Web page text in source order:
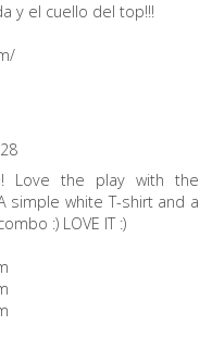
y el cuello del top!!!
Love the play with the
simple white T-shirt and a
:) LOVE IT :)